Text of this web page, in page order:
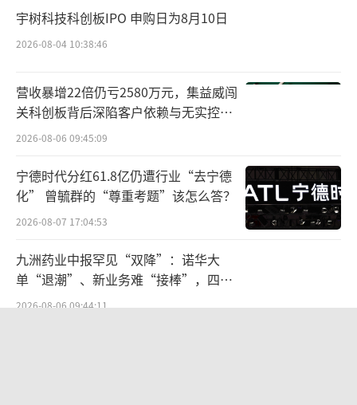
4年，珀莱雅推出一款名为“惊时AWAKEN SEE
DS”的护发新品牌，主攻洗护赛道，品牌定位
2023年，同样主攻美妆市场的上美股份推
出科技美学头皮护理品牌“2032”。同一年，
国货彩妆品牌橘朵母公司橘宜集团与皮尔法伯
集团达成合作，全权负责高端护发品牌馥绿德
雅品牌在中国的全部业务。此外，2022年，华
熙生物推出专注于头皮护理与头发养护的品牌
三森万物；2024年巨子生物推出头皮护理品牌
函得仕；2025年，贝泰妮完成对洗护品牌“浴
见”的战略投资……
宇树科技科创板IPO 申购日为8月10日
2026-08-04 10:38:46
营收暴增22倍仍亏2580万元，集益威闯
关科创板背后深陷客户依赖与无实控人
困局
2026-08-06 09:45:09
宁德时代分红61.8亿仍遭行业“去宁德
化” 曾毓群的“尊重考题”该怎么答？
2026-08-07 17:04:53
九洲药业中报罕见“双降”：诺华大
单“退潮”、新业务难“接棒”，四大
难关待闯
2026-08-06 09:44:11